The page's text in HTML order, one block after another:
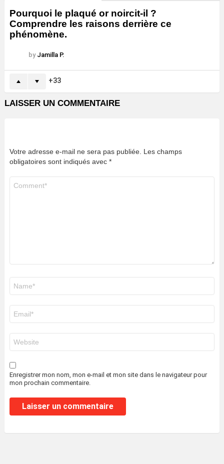
Pourquoi le plaqué or noircit-il ?
Comprendre les raisons derrière ce
phénomène.
by Jamilla P.
33
LAISSER UN COMMENTAIRE
Votre adresse e-mail ne sera pas publiée. Les champs
obligatoires sont indiqués avec *
mail
*
web
Enregistrer mon nom, mon e-mail et mon site dans le navigateur pour
mon prochain commentaire.